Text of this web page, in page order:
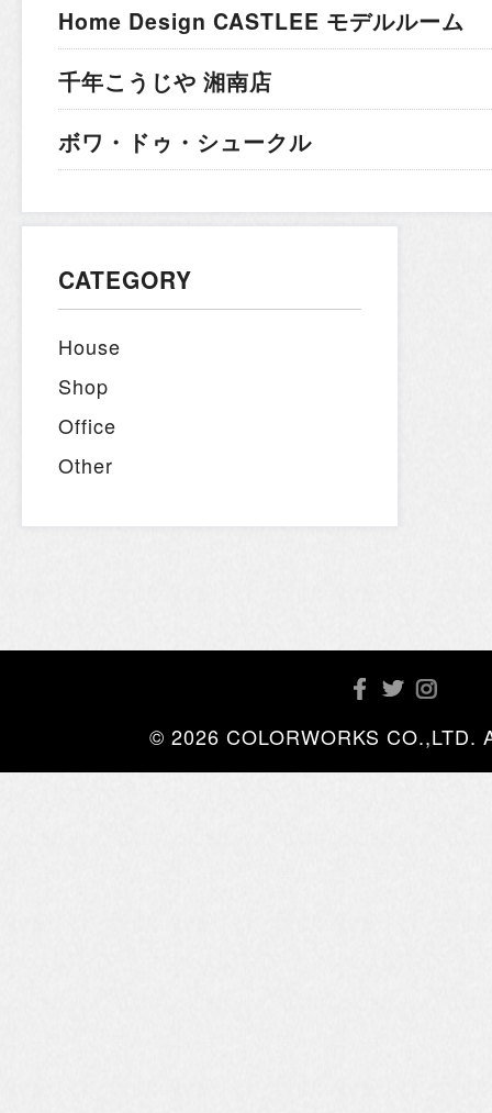
Home Design CASTLEE モデルルーム
千年こうじや 湘南店
ボワ・ドゥ・シュークル
CATEGORY
House
Shop
Office
Other
© 2026 COLORWORKS CO.,LTD.